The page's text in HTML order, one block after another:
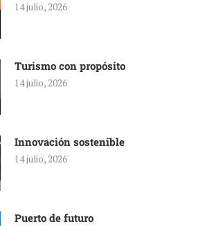
14 julio, 2026
Turismo con propósito
14 julio, 2026
Innovación sostenible
14 julio, 2026
Puerto de futuro